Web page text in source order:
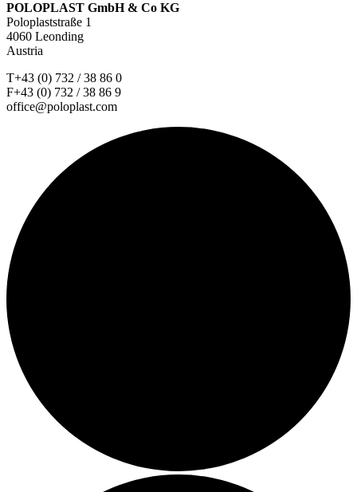
POLOPLAST GmbH & Co KG
Poloplaststraße 1
4060 Leonding
Austria
T+43 (0) 732 / 38 86 0
F+43 (0) 732 / 38 86 9
office@poloplast.com